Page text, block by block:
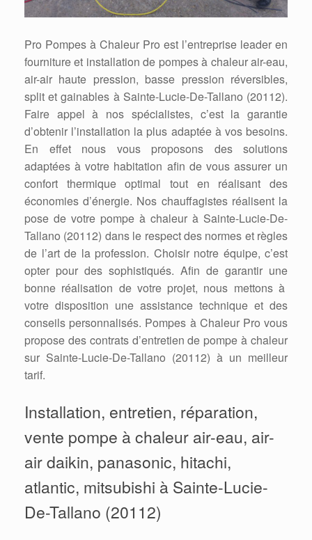
Pro Pompes à Chaleur Pro est l’entreprise leader en
fourniture et installation de pompes à chaleur air-eau,
air-air haute pression, basse pression réversibles,
split et gainables à Sainte-Lucie-De-Tallano (20112).
Faire appel à nos spécialistes, c’est la garantie
d’obtenir l’installation la plus adaptée à vos besoins.
En effet nous vous proposons des solutions
adaptées à votre habitation afin de vous assurer un
confort thermique optimal tout en réalisant des
économies d’énergie. Nos chauffagistes réalisent la
pose de votre pompe à chaleur à Sainte-Lucie-De-
Tallano (20112) dans le respect des normes et règles
de l’art de la profession. Choisir notre équipe, c’est
opter pour des sophistiqués. Afin de garantir une
bonne réalisation de votre projet, nous mettons à
votre disposition une assistance technique et des
conseils personnalisés. Pompes à Chaleur Pro vous
propose des contrats d’entretien de pompe à chaleur
sur Sainte-Lucie-De-Tallano (20112) à un meilleur
tarif.
Installation, entretien, réparation,
vente pompe à chaleur air-eau, air-
air daikin, panasonic, hitachi,
atlantic, mitsubishi à Sainte-Lucie-
De-Tallano (20112)